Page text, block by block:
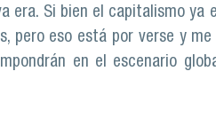
era. Si bien el capitalismo ya
pero eso está por verse y
en el escenario